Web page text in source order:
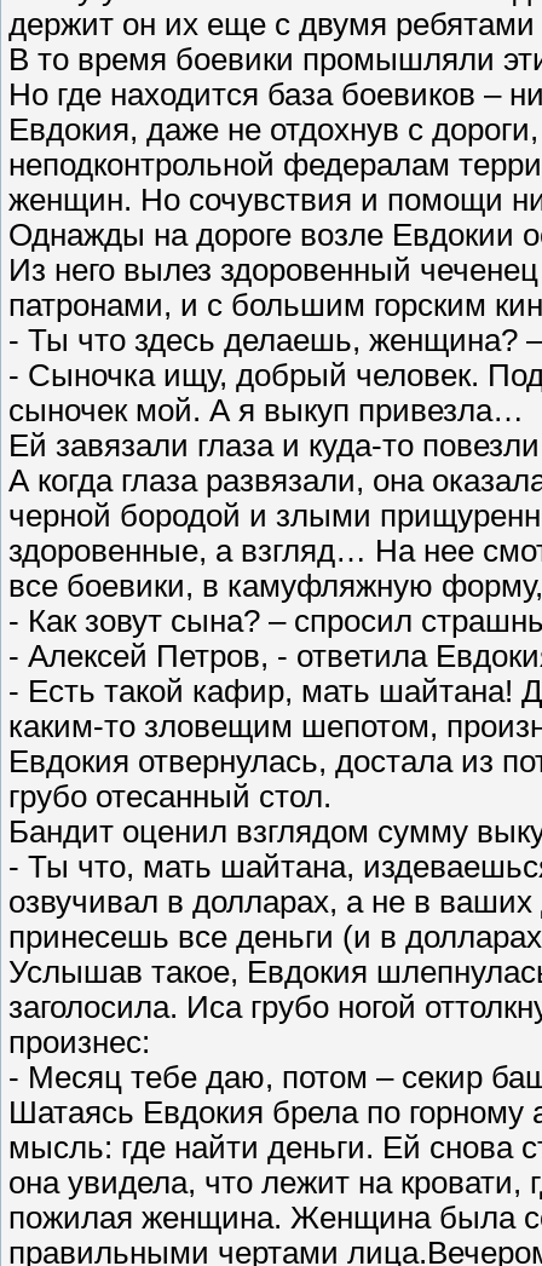
держит он их еще с двумя
В то время боевики промышляли
Но где находится база боевиков –
Евдокия, даже не отдохнув с
неподконтрольной федералам
женщин. Но сочувствия и помощи
Однажды на дороге возле Евдокии
Из него вылез здоровенный
патронами, и с большим горским
- Ты что здесь делаешь, женщина?
- Сыночка ищу, добрый человек.
сыночек мой. А я выкуп привезла…
Ей завязали глаза и куда-то
А когда глаза развязали, она
черной бородой и злыми
здоровенные, а взгляд… На нее
все боевики, в камуфляжную
- Как зовут сына? – спросил
- Алексей Петров, - ответила
- Есть такой кафир, мать шайтана!
каким-то зловещим шепотом,
Евдокия отвернулась, достала из
грубо отесанный стол.
Бандит оценил взглядом сумму
- Ты что, мать шайтана,
озвучивал в долларах, а не в
принесешь все деньги (и в
Услышав такое, Евдокия
заголосила. Иса грубо ногой
произнес:
- Месяц тебе даю, потом – секир
Шатаясь Евдокия брела по горному
мысль: где найти деньги. Ей снова
она увидела, что лежит на кровати,
пожилая женщина. Женщина была
правильными чертами